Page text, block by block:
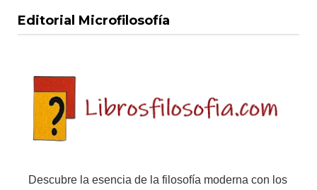
Editorial Microfilosofía
Descubre la esencia de la filosofía moderna con los